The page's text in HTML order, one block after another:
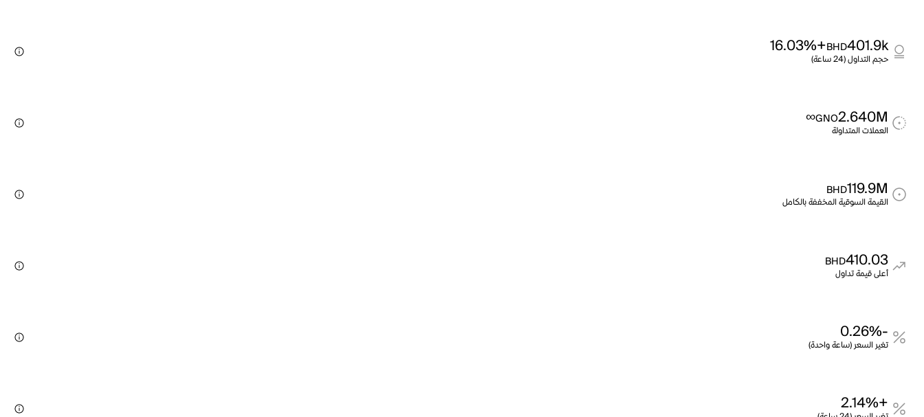
401.9k
BHD
+16.03%
حجم التداول (24 ساعة)
2.640M
GNO
∞
العملات المتداولة
119.9M
BHD
القيمة السوقية المخففة بالكامل
410.03
BHD
أعلى قيمة تداول
-0.26%
تغير السعر (ساعة واحدة)
+2.14%